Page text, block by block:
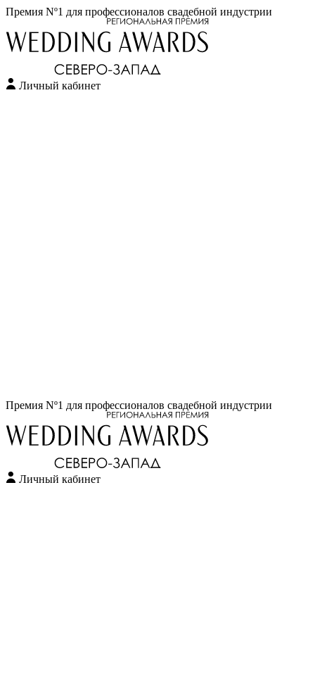
Премия Nº1 для профессионалов свадебной индустрии
Личный кабинет
Перейти
содержимому
Премия Nº1 для профессионалов свадебной индустрии
Личный кабинет